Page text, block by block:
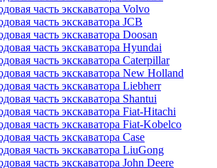
часть экскаватора Volvo
часть экскаватора JCB
часть экскаватора Doosan
часть экскаватора Hyundai
часть экскаватора Caterpillar
часть экскаватора New Holland
часть экскаватора Liebherr
часть экскаватора Shantui
часть экскаватора Fiat-Hitachi
часть экскаватора Fiat-Kobelco
часть экскаватора Case
часть экскаватора LiuGong
часть экскаватора John Deere